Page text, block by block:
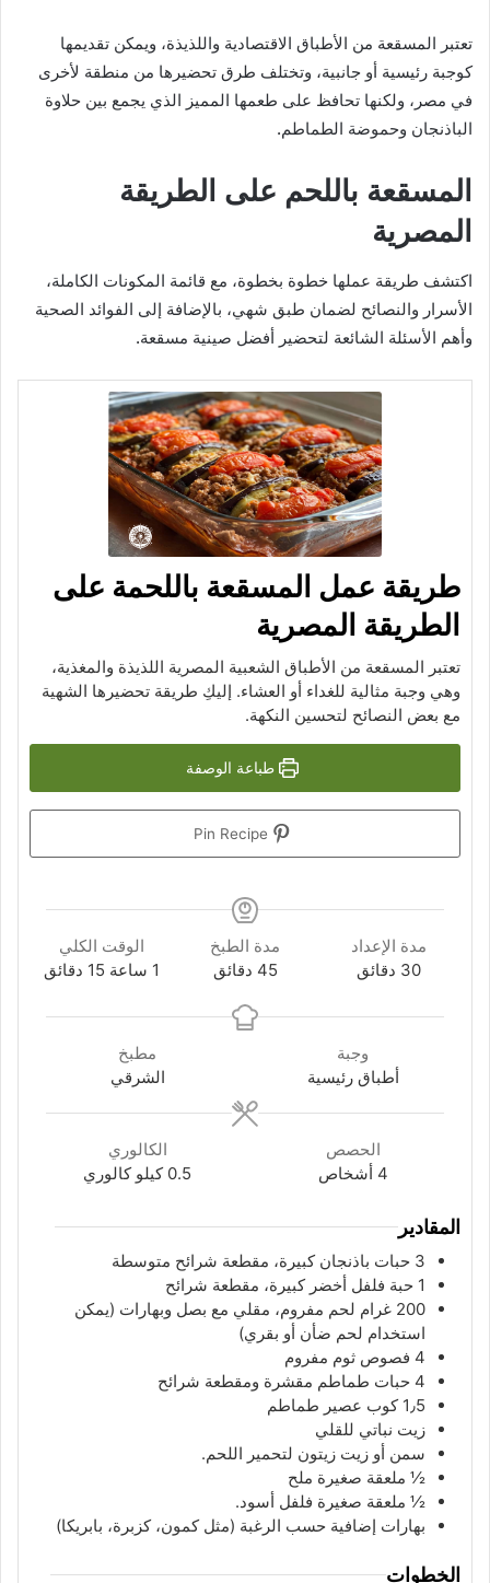
تعتبر المسقعة من الأطباق الاقتصادية واللذيذة، ويمكن تقديمها
كوجبة رئيسية أو جانبية، وتختلف طرق تحضيرها من منطقة لأخرى
في مصر، ولكنها تحافظ على طعمها المميز الذي يجمع بين حلاوة
الباذنجان وحموضة الطماطم.
المسقعة باللحم على الطريقة
المصرية
اكتشف طريقة عملها خطوة بخطوة، مع قائمة المكونات الكاملة،
الأسرار والنصائح لضمان طبق شهي، بالإضافة إلى الفوائد الصحية
وأهم الأسئلة الشائعة لتحضير أفضل صينية مسقعة.
طريقة عمل المسقعة باللحمة على
الطريقة المصرية
تعتبر المسقعة من الأطباق الشعبية المصرية اللذيذة والمغذية،
وهي وجبة مثالية للغداء أو العشاء. إليكِ طريقة تحضيرها الشهية
مع بعض النصائح لتحسين النكهة.
طباعة الوصفة
مدة الإعداد
30 دقائق
دقائق
مدة الطبخ
45 دقائق
دقائق
الوقت الكلي
1 ساعة
ساعة 15 دقائق
دقائق
وجبة
أطباق رئيسية
مطبخ
الشرقي
الحصص
4 أشخاص
الكالوري
0.5 كيلو كالوري
المقادير
3 حبات باذنجان كبيرة، مقطعة شرائح متوسطة
1 حبة فلفل أخضر كبيرة، مقطعة شرائح
200 غرام لحم مفروم، مقلي مع بصل وبهارات (يمكن
استخدام لحم ضأن أو بقري)
4 فصوص ثوم مفروم
4 حبات طماطم مقشرة ومقطعة شرائح
1٫5 كوب عصير طماطم
زيت نباتي للقلي
سمن أو زيت زيتون لتحمير اللحم.
½ ملعقة صغيرة ملح
½ ملعقة صغيرة فلفل أسود.
بهارات إضافية حسب الرغبة (مثل كمون، كزبرة، بابريكا)
الخطوات